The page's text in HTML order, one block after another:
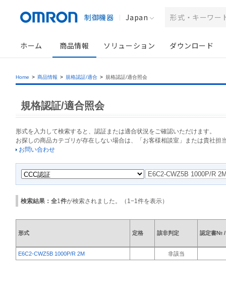
制御機器 Japan
ホーム 商品情報 ソリューション ダウンロード
Home > 商品情報 > 規格認証/適合 > 規格認証/適合照会
規格認証/適合照会
形式を入力して検索すると、認証または適合状況をご確認いただけます。
お探しの商品カテゴリが存在しない場合は、「お客様相談室」または貴社担
お問い合わせ
検索結果：全1 件が検索されました。（ 1 −1 件を表示）
形式 定格 該非判定 認定書№ /
E6C2-CWZ5B 1000P/R 2M 非該当